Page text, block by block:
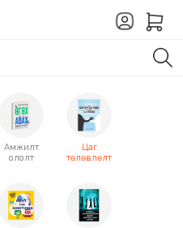
Амжилт
ололт
Цаг
төлөвлөлт